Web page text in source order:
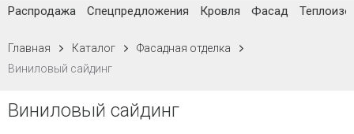
Распродажа Спецпредложения Кровля Фасад
Главная Каталог
Фасадная отделка
Виниловый сайдинг
Виниловый сайдинг